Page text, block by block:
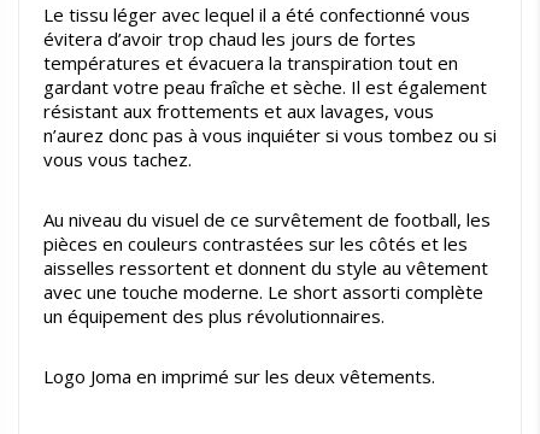
Le tissu léger avec lequel il a été confectionné vous
évitera d’avoir trop chaud les jours de fortes
températures et évacuera la transpiration tout en
gardant votre peau fraîche et sèche. Il est également
résistant aux frottements et aux lavages, vous
n’aurez donc pas à vous inquiéter si vous tombez ou si
vous vous tachez.
Au niveau du visuel de ce survêtement de football, les
pièces en couleurs contrastées sur les côtés et les
aisselles ressortent et donnent du style au vêtement
avec une touche moderne. Le short assorti complète
un équipement des plus révolutionnaires.
Logo Joma en imprimé sur les deux vêtements.